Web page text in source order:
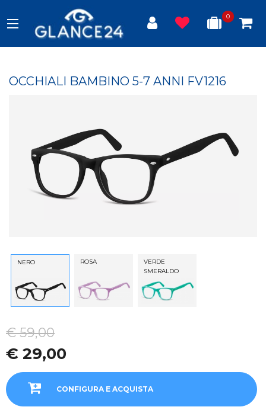
0
OCCHIALI BAMBINO 5-7 ANNI FV1216
NERO ROSA
VERDE
SMERALDO
€ 59,00
€ 29,00
CONFIGURA E ACQUISTA